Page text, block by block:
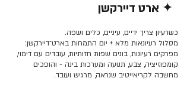
✦ ארט דיירקשן
כשרעיון צריך ידיים, עיניים, כלים ושפה.
מסלול רעיונאות מלא + יום התמחות בארט־דיירקשן:
מפרקים רעיונות, בונים שפות חזותיות, עובדים עם דימוי,
קומפוזיציה, צבע, תנועה ומערכות בינה - והופכים
מחשבה לקריאייטיב שנראה, מרגיש ועובד.